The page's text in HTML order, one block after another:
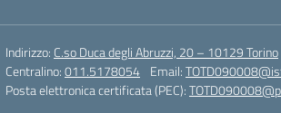
Indirizzo: C.so Duca degli Abruzzi, 20 – 10129 Torino
Centralino:011.5178054 Email:
Posta elettronica certificata (PEC):